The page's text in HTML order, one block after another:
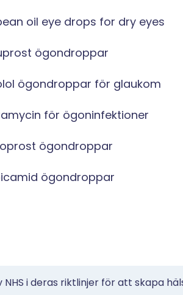
oil eye drops for dry eyes
ögondroppar
ögondroppar för glaukom
för ögoninfektioner
ögondroppar
ögondroppar
i deras riktlinjer för att skapa